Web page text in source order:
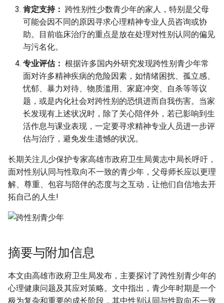
肯定支持： 跨性别性少数青少年的家人，特别是父母
可能会因不同的原因寻求心理精神专业人员咨询或协
助。目前临床治疗的重点是放在处理对性别认同的偏见
与污名化。
专业评估： 根据许多国内外研究发现跨性别青少年常
面对许多精神疾病的危险因素，如情绪困扰、孤立感、
忧郁、暴力对待、物质滥用、家庭冲突、自杀等等议
题，或是内化社会对跨性别的恐惧进而自我伤害。当家
长发现有上述状况时，除了关心陪伴外，若已影响到生
活作息与课业表现，一定要寻求精神专业人员进一步评
估与治疗，避免发生遗憾的状况。
长期关注儿少保护专家高雄市政府卫生局黄志中局长呼吁，
面对性别认同与性取向不一致的青少年，父母师长应以更理
解、尊重、包容与陪伴的态度与之互动，让他们自信地去开
拓自己的人生!
摘要与附加信息
本文由高雄市政府卫生局发布，主要探讨了跨性别青少年的
心理健康问题及其应对策略。文中指出，青少年时期是一个
极为复杂和重要的成长阶段，其中性别认同与性取向不一致